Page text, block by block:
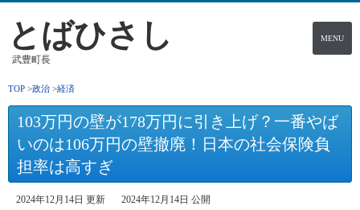
とばひさし
武豊町長
MENU
TOP 政治 経済
103万円の壁が178万円に引き上げ？一番やば
いのは106万円の壁撤廃！日本の社会保険負
担率は高すぎ
2024年12月14日 更新 2024年12月14日 公開